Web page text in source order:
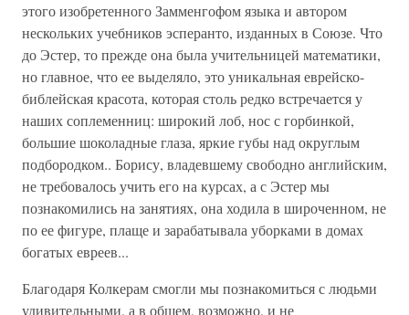
этого изобретенного Замменгофом языка и автором
нескольких учебников эсперанто, изданных в Союзе. Что
до Эстер, то прежде она была учительницей математики,
но главное, что ее выделяло, это уникальная еврейско-
библейская красота, которая столь редко встречается у
наших соплеменниц: широкий лоб, нос с горбинкой,
большие шоколадные глаза, яркие губы над округлым
подбородком.. Борису, владевшему свободно английским,
не требовалось учить его на курсах, а с Эстер мы
познакомились на занятиях, она ходила в широченном, не
по ее фигуре, плаще и зарабатывала уборками в домах
богатых евреев...
Благодаря Колкерам смогли мы познакомиться с людьми
удивительными, а в общем, возможно, и не